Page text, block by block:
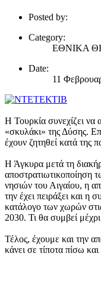
Posted by:
Category:
ΕΘΝΙΚΑ
Date:
11
Η Τουρκία συνεχίζει να
«σκυλάκι» της Δύσης.
έχουν ζητηθεί κατά της
Η Άγκυρα μετά τη
αποστρατιωτικοποίηση
νησιών του Αιγαίου, η
την έχει πειράξει και
κατάλογο των χωρών
2030. Τι θα συμβεί
Τέλος, έχουμε και την
κάνει σε τίποτα πίσω